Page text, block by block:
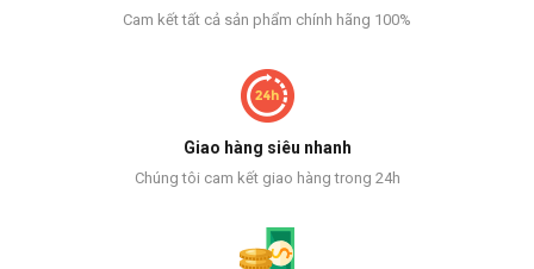
Cam kết tất cả sản phẩm chính hãng 100%
Giao hàng siêu nhanh
Chúng tôi cam kết giao hàng trong 24h